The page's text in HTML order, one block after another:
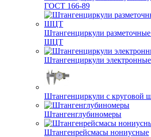
ГОСТ 166-89
Штангенциркули
ШЦТ
Штангенциркули электронные
Штангенциркули с круговой
Штангенглубиномеры
Штангенрейсмасы нониусные